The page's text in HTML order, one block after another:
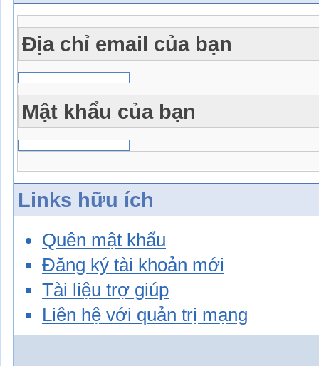
Địa chỉ email của bạn
Mật khẩu của bạn
Links hữu ích
Quên mật khẩu
Đăng ký tài khoản mới
Tài liệu trợ giúp
Liên hệ với quản trị mạng